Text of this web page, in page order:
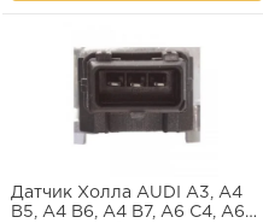
Датчик Холла AUDI A3, A4
B5, A4 B6, A4 B7, A6 C4, A6